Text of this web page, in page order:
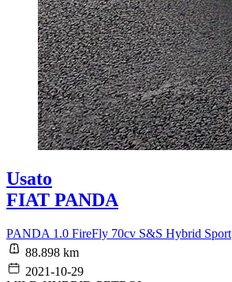
Usato
FIAT PANDA
PANDA 1.0 FireFly 70cv S&S Hybrid Sport
88.898 km
2021-10-29